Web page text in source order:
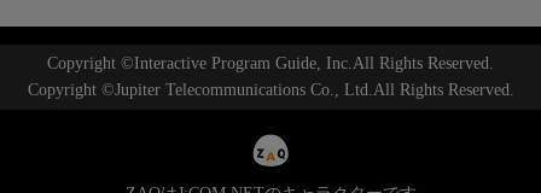
Copyright ©Interactive Program Guide, Inc.All Rights Reserved.
Copyright ©Jupiter Telecommunications Co., Ltd.All Rights Reserved.